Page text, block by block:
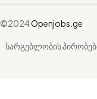
©2024Openjobs.ge
სარგებლობის